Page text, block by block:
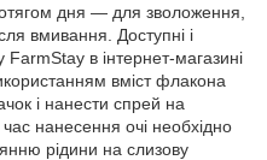
дня — для зволоження,
вмивання. Доступні і
FarmStay в інтернет-магазині
вміст флакона
і нанести спрей на
нанесення очі необхідно
рідини на слизову